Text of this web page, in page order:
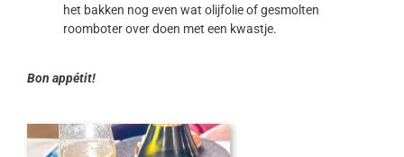
het bakken nog even wat olijfolie of gesmolten
roomboter over doen met een kwastje.
Bon appétit!